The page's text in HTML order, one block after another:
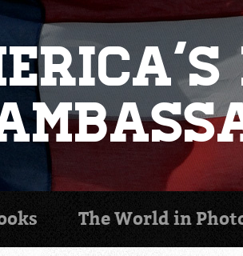
The World in